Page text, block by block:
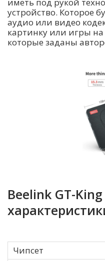
иметь под рукой
устройство. Которое
аудио или видео
картинку или игры на
которые заданы
Beelink GT-
Чипсет